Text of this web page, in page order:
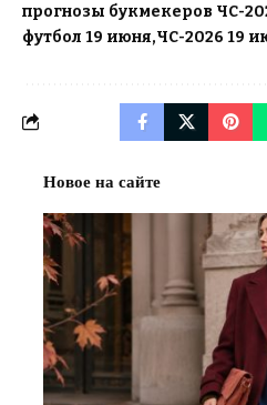
прогнозы букмекеров ЧС-
футбол 19 июня ЧС-2026 19
Новое на сайте